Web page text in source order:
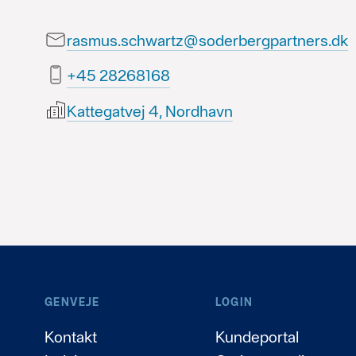
rasmus.schwartz@soderbergpartners.dk
86186282 54+
Kattegatvej 4, Nordhavn
GENVEJE
Kontakt
LOGIN
Kundeportal